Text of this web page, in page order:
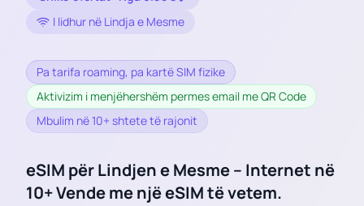
I lidhur në Lindja e Mesme
Pa tarifa roaming, pa kartë SIM fizike
Aktivizim i menjëhershëm permes email me QR Code
Mbulim në 10+ shtete të rajonit
eSIM për Lindjen e Mesme – Internet në
10+ Vende me një eSIM të vetem.